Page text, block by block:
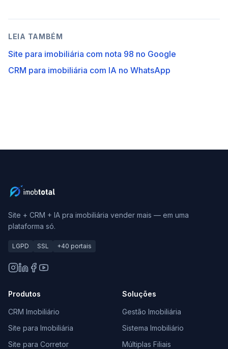
LEIA TAMBÉM
Site para imobiliária com nota 98 no Google
CRM para imobiliária com IA no WhatsApp
Site + CRM + IA pra imobiliária vender mais — em uma
plataforma só.
LGPD SSL +40 portais
Produtos
CRM Imobiliário
Site para Imobiliária
Site para Corretor
Soluções
Gestão Imobiliária
Sistema Imobiliário
Múltiplas Filiais